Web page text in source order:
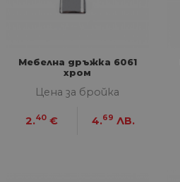
Мебелна дръжка 6061
хром
Цена за бройка
2.40 € 4.69 ЛВ.